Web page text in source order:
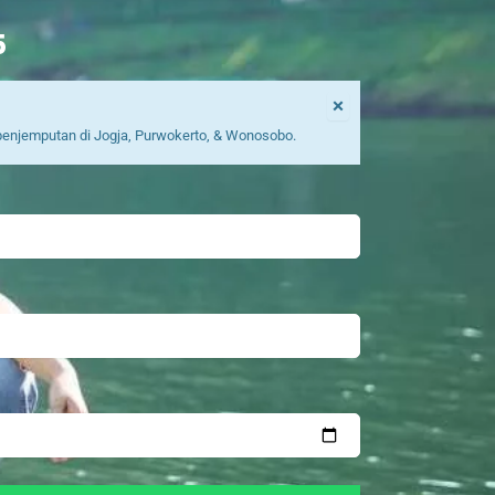
di Jogja, Purwokerto, & Wonosobo.
×